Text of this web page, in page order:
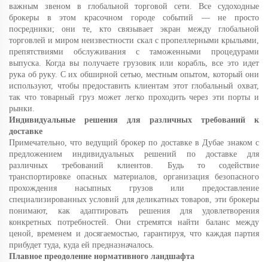
важным звеном в глобальной торговой сети. Все судоходные
брокеры в этом красочном городе событий — не просто
посредники; они те, кто связывает экран между глобальной
торговлей и миром неизвестности скал с пропеллерными крыльями,
препятствиями обслуживания с таможенными процедурами
выпуска. Когда вы получаете грузовик или корабль, все это идет
рука об руку. С их обширной сетью, местным опытом, который они
используют, чтобы предоставить клиентам этот глобальный охват,
так что товарный груз может легко проходить через эти порты и
рынки.
Индивидуальные решения для различных требований к
доставке
Примечательно, что ведущий брокер по доставке в Дубае знаком с
предложением индивидуальных решений по доставке для
различных требований клиентов. Будь то содействие
транспортировке опасных материалов, организация безопасного
прохождения насыпных грузов или предоставление
специализированных условий для деликатных товаров, эти брокеры
понимают, как адаптировать решения для удовлетворения
конкретных потребностей. Они стремятся найти баланс между
ценой, временем и досягаемостью, гарантируя, что каждая партия
прибудет туда, куда ей предназначалось.
Плавное преодоление нормативного ландшафта